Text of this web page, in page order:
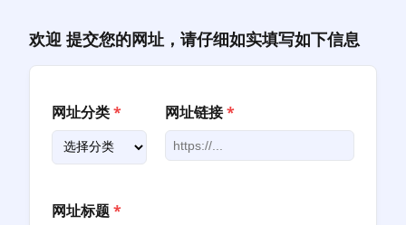
欢迎 提交您的网址，请仔细如实填写如下信息
网址分类* 网址链接*
网址标题*